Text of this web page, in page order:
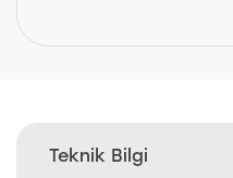
Teknik Bilgi